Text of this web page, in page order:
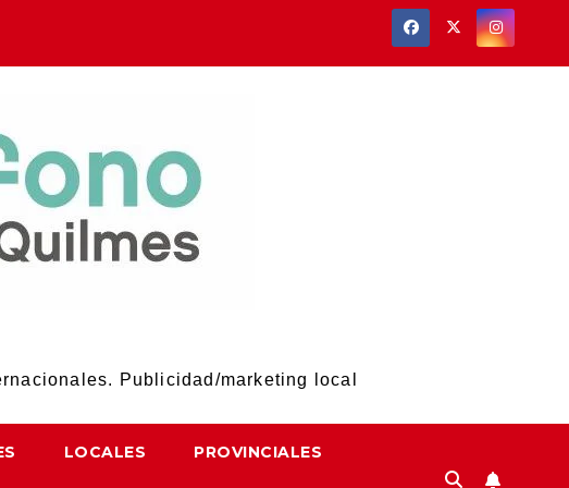
Publicidad/marketing local
LOCALES PROVINCIALES